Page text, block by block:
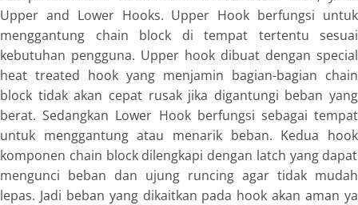
Upper and Lower Hooks. Upper Hook berfungsi untuk
menggantung chain block di tempat tertentu sesuai
kebutuhan pengguna. Upper hook dibuat dengan special
heat treated hook yang menjamin bagian-bagian chain
block tidak akan cepat rusak jika digantungi beban yang
berat. Sedangkan Lower Hook berfungsi sebagai tempat
untuk menggantung atau menarik beban. Kedua hook
komponen chain block dilengkapi dengan latch yang dapat
mengunci beban dan ujung runcing agar tidak mudah
lepas. Jadi beban yang dikaitkan pada hook akan aman ya